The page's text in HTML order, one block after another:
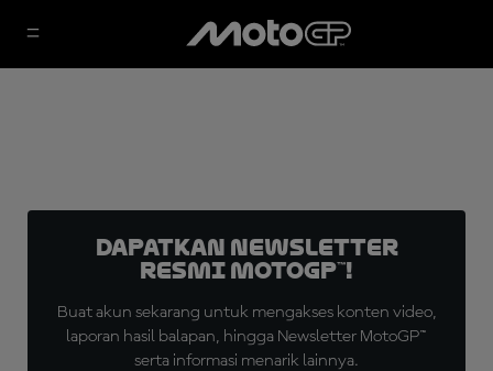
Dapatkan Newsletter
Resmi MotoGP™!
Buat akun sekarang untuk mengakses konten video,
laporan hasil balapan, hingga Newsletter MotoGP™
serta informasi menarik lainnya.